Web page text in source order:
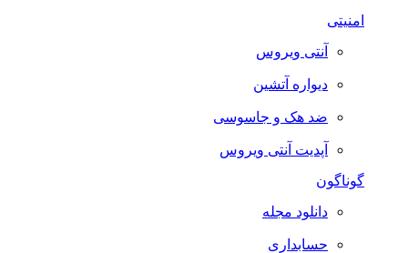
آنتی ویروس
دیواره آتشین
ضد هک و جاسوسی
آپدیت آنتی ویروس
گوناگون
دانلود مجله
حسابداری